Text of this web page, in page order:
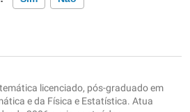
informação incorreta
a informação que procuro
licenciado, pós-graduado em
e da Física e Estatística. Atua